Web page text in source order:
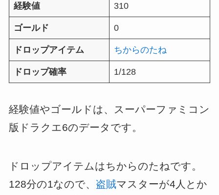
経験値 310
ゴールド 0
ドロップアイテム ちからのたね
ドロップ確率 1/128
経験値やゴールドは、スーパーファミコン
版ドラクエ6のデータです。
ドロップアイテムはちからのたねです。
128分の1なので、 盗賊マスターが4人とか